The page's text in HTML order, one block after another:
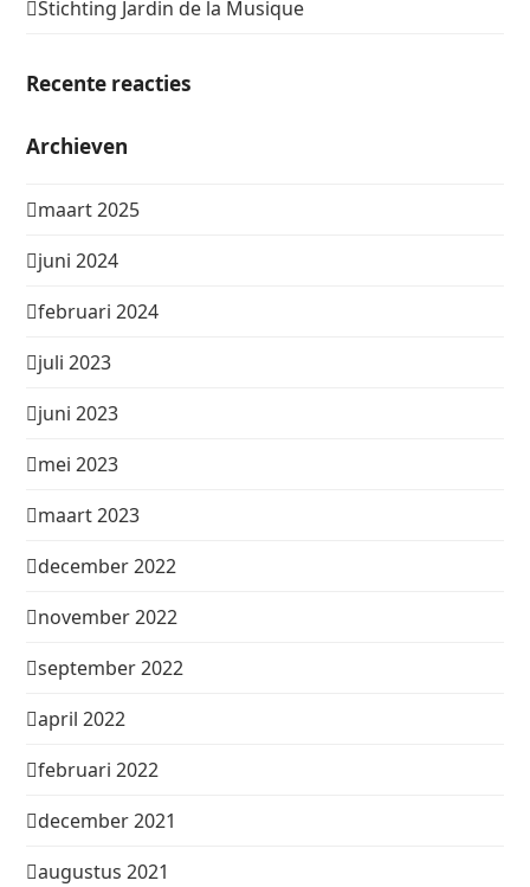
Stichting Jardin de la Musique
Recente reacties
Archieven
maart 2025
juni 2024
februari 2024
juli 2023
juni 2023
mei 2023
maart 2023
december 2022
november 2022
september 2022
april 2022
februari 2022
december 2021
augustus 2021